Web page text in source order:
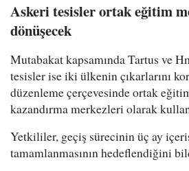
Askeri tesisler ortak eğitim
dönüşecek
Mutabakat kapsamında Tartus ve
tesisler ise iki ülkenin çıkarlarını
düzenleme çerçevesinde ortak
kazandırma merkezleri olarak
Yetkililer, geçiş sürecinin üç ay
tamamlanmasının hedeflendiğini